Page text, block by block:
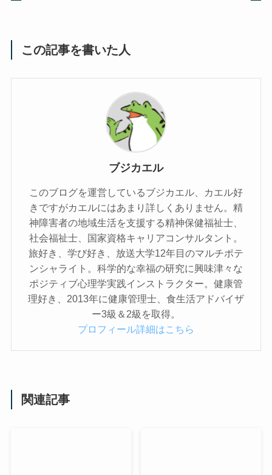
この記事を書いた人
ブジカエル
このブログを運営しているブジカエル、カエル好
きですがカエルにはあまり詳しくありません。精
神障害者の地域生活を支援する精神保健福祉士、
社会福祉士、国家資格キャリアコンサルタント。
旅好き、学び好き、放送大学12年目のマルチポテ
ンシャライト。科学的な幸福の研究に興味津々な
ポジティブ心理学実践インストラクター。健康管
理好き、2013年に健康管理士、食生活アドバイザ
ー3級＆2級を取得。
プロフィール詳細はこちら
関連記事